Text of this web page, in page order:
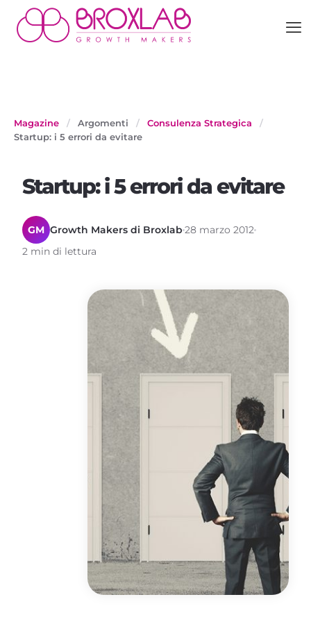
Magazine / Argomenti / Consulenza Strategica
/
Startup: i 5 errori da evitare
Startup: i 5 errori da evitare
GM Growth Makers di Broxlab 28 marzo 2012
2 min di lettura